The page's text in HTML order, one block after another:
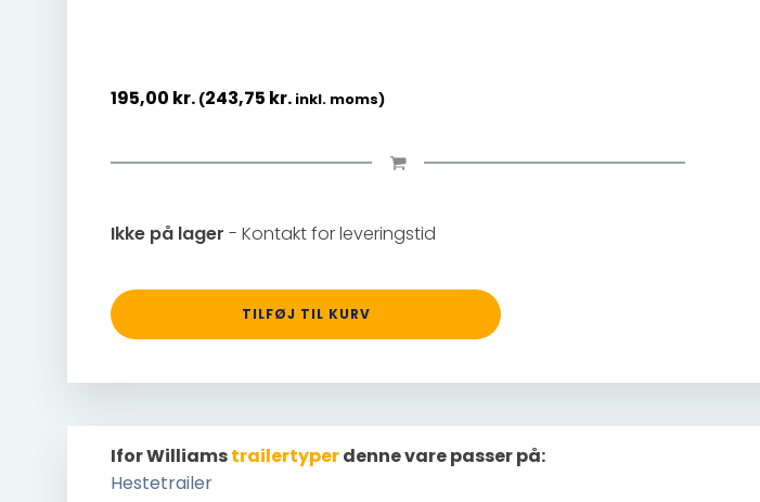
195,00 kr. (243,75 kr. inkl. moms)
Ikke på lager - Kontakt for leveringstid
TILFØJ TIL KURV
Ifor Williamstrailertyperdenne vare passer på:
Hestetrailer